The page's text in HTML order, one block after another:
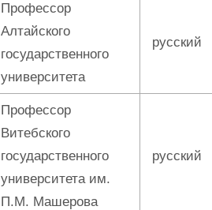
Профессор
Алтайского
государственного
университета
русский
Профессор
Витебского
государственного
университета им.
П.М. Машерова
русский